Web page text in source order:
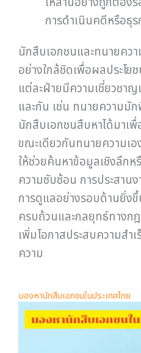
การดำเนินคดีหรือธุ
นักสืบเอกชนและทนายคว
อย่างใกล้ชิดเพื่อผลประโ
แต่ละฝ่ายมีความเชี่ยวชา
และกัน เช่น ทนายความมั
นักสืบเอกชนสืบหาได้มาเ
ขณะเดียวกันทนายความเ
ให้ช่วยค้นหาข้อมูลเชิงลึก
ความซับซ้อน การประสาน
การดูแลอย่างรอบด้านยิ่ง
ครบถ้วนและกลยุทธ์ทางก
เพิ่มโอกาสประสบความสำ
ความ
มองหานักสืบเอกชนในประเทศไทย